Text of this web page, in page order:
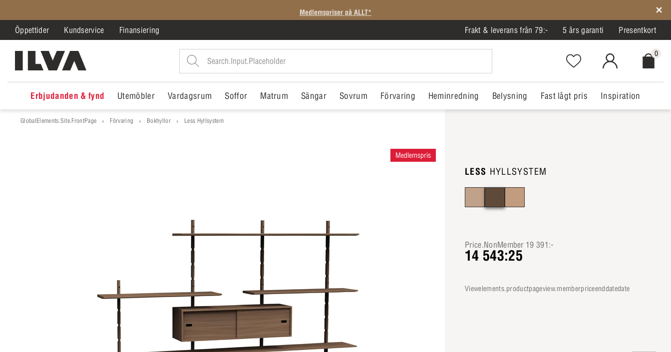
Medlemspriser på ALLT*
Öppettider Kundservice Finansiering Frakt & leverans från 79:- 5 års garanti Presentkort
Favorites.NavigationButton.Text
MitIlva.Login
0
Erbjudanden & fynd Utemöbler Vardagsrum Soffor Matrum Sängar Sovrum Förvaring Heminredning Belysning Fast lågt pris Inspiration
GlobalElements.Site.FrontPage Förvaring Bokhyllor Less Hyllsystem
Medlemspris
LESS HYLLSYSTEM
Price.NonMember 19 391:-
14 543:25
viewelements.productpageview.memberpriceenddatedate